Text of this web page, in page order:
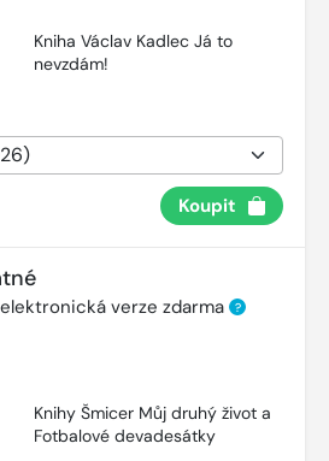
Kniha Václav Kadlec Já to
nevzdám!
Koupit
verze zdarma ?
Knihy Šmicer Můj druhý život a
Fotbalové devadesátky